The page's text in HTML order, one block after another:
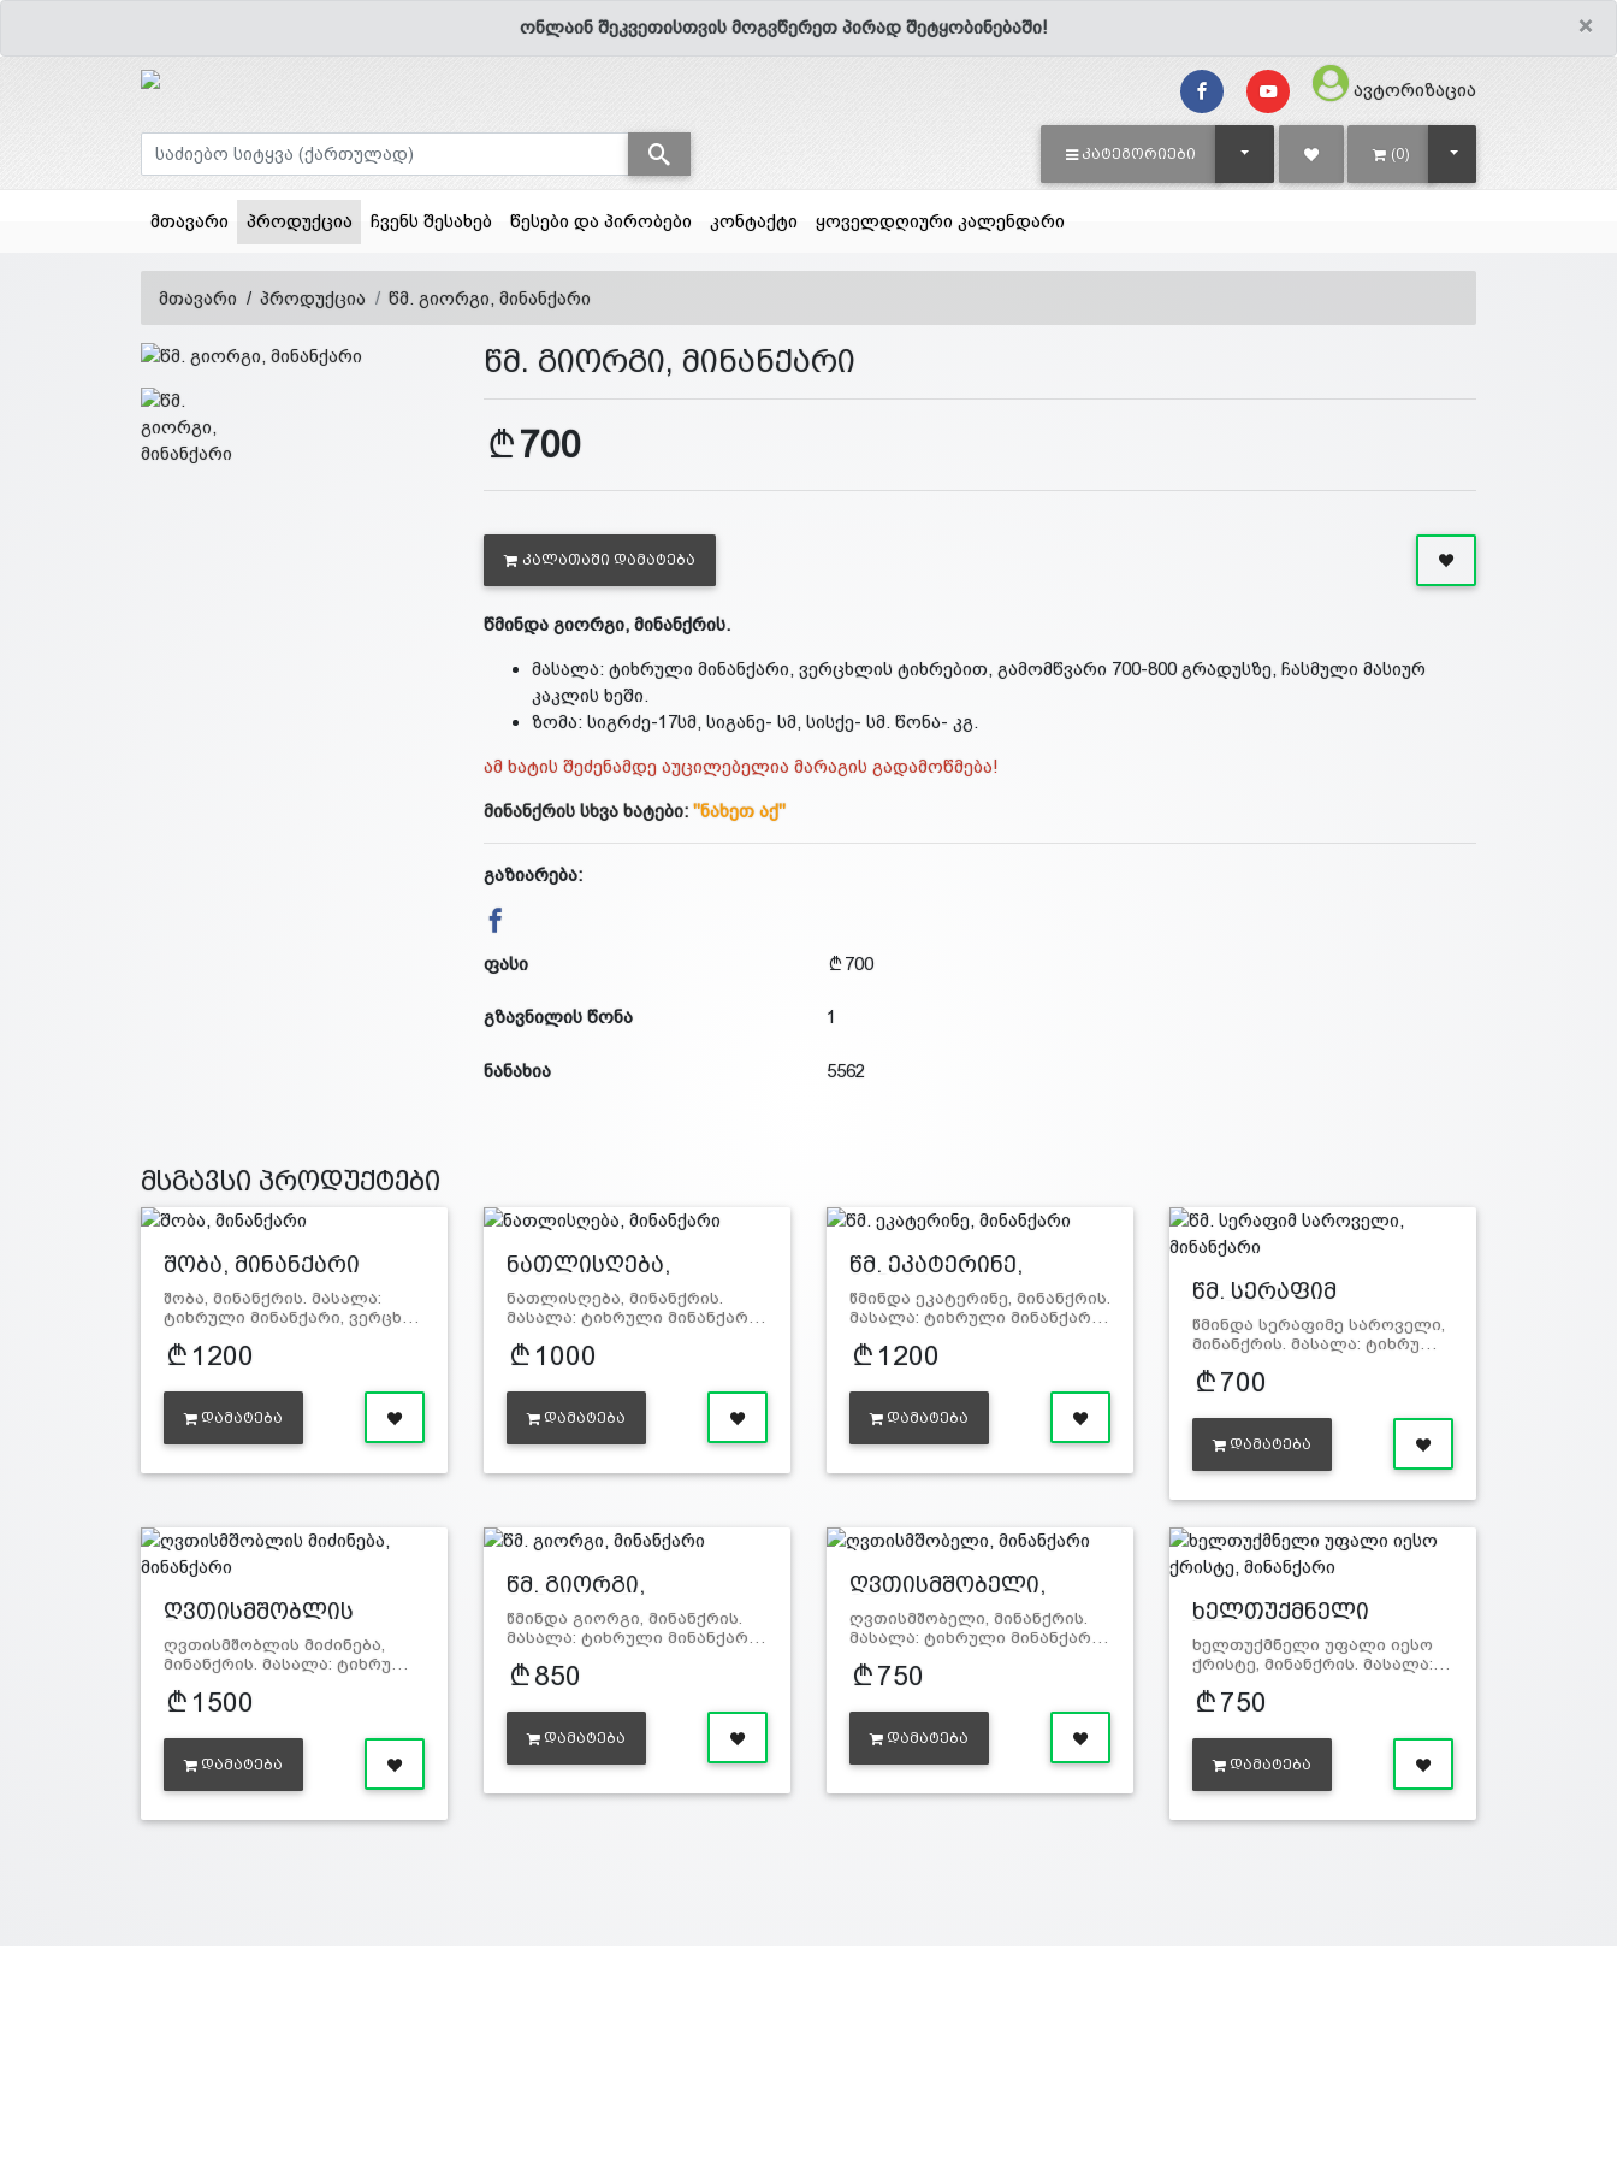
×
ონლაინ შეკვეთისთვის მოგვწერეთ პირად შეტყობინებაში!
ავტორიზაცია
ᲙᲐᲢᲔᲒᲝᲠᲘᲔᲑᲘ TOGGLE DROPDOWN(0) TOGGLE DROPDOWN
მთავარი პროდუქცია(current)
ჩვენს შესახებ წესები და პირობები კონტაქტი ყოველდღიური კალენდარი
მთავარი პროდუქცია წმ. გიორგი, მინანქარი
წმ. გიორგი, მინანქარი
700
ᲙᲐᲚᲐᲗᲐᲨᲘ ᲓᲐᲛᲐᲢᲔᲑᲐ
წმინდა გიორგი, მინანქრის.
მასალა: ტიხრული მინანქარი, ვერცხლის ტიხრებით, გამომწვარი 700-800 გრადუსზე, ჩასმული მასიურ
კაკლის ხეში.
ზომა: სიგრძე-17სმ, სიგანე- სმ, სისქე- სმ. წონა- კგ.
ამ ხატის შეძენამდე აუცილებელია მარაგის გადამოწმება!
მინანქრის სხვა ხატები: "ნახეთ აქ"
გაზიარება:
ფასი 700
გზავნილის წონა 1
ნანახია 5562
მსგავსი პროდუქტები
შობა, მინანქარი
შობა, მინანქრის. მასალა:
ტიხრული მინანქარი, ვერცხ…
1200
ᲓᲐᲛᲐᲢᲔᲑᲐ
ნათლისღება,
ნათლისღება, მინანქრის.
მასალა: ტიხრული მინანქარ…
1000
ᲓᲐᲛᲐᲢᲔᲑᲐ
წმ. ეკატერინე,
წმინდა ეკატერინე, მინანქრის.
მასალა: ტიხრული მინანქარ…
1200
ᲓᲐᲛᲐᲢᲔᲑᲐ
წმ. სერაფიმ
წმინდა სერაფიმე საროველი,
მინანქრის. მასალა: ტიხრუ…
700
ᲓᲐᲛᲐᲢᲔᲑᲐ
ღვთისმშობლის
ღვთისმშობლის მიძინება,
მინანქრის. მასალა: ტიხრუ…
1500
ᲓᲐᲛᲐᲢᲔᲑᲐ
წმ. გიორგი,
წმინდა გიორგი, მინანქრის.
მასალა: ტიხრული მინანქარ…
850
ᲓᲐᲛᲐᲢᲔᲑᲐ
ღვთისმშობელი,
ღვთისმშობელი, მინანქრის.
მასალა: ტიხრული მინანქარ…
750
ᲓᲐᲛᲐᲢᲔᲑᲐ
ხელთუქმნელი
ხელთუქმნელი უფალი იესო
ქრისტე, მინანქრის. მასალა:…
750
ᲓᲐᲛᲐᲢᲔᲑᲐ